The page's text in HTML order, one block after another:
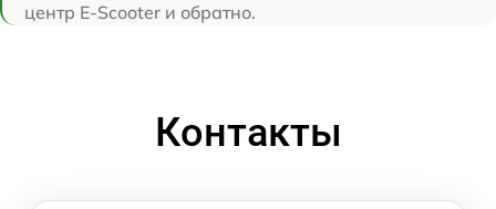
центр E-Scooter и обратно.
Контакты